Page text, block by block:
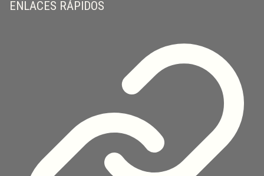
ENLACES RÁPIDOS